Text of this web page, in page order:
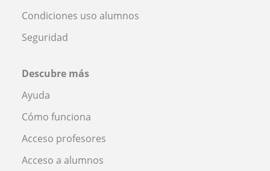
Condiciones uso alumnos
Seguridad
Descubre más
Ayuda
Cómo funciona
Acceso profesores
Acceso a alumnos